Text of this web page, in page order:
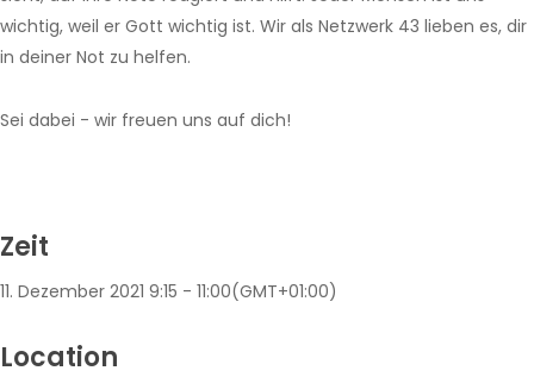
wichtig, weil er Gott wichtig ist. Wir als Netzwerk 43 lieben es, dir
in deiner Not zu helfen.
Sei dabei - wir freuen uns auf dich!
Zeit
11. Dezember 2021 9:15 - 11:00(GMT+01:00)
Location